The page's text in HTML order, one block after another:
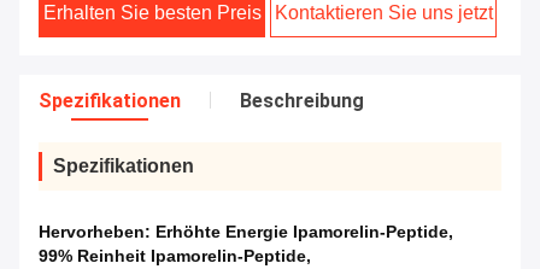
Erhalten Sie besten Preis Kontaktieren Sie uns jetzt
Spezifikationen Beschreibung
Spezifikationen
Hervorheben: Erhöhte Energie Ipamorelin-Peptide,
99% Reinheit Ipamorelin-Peptide,